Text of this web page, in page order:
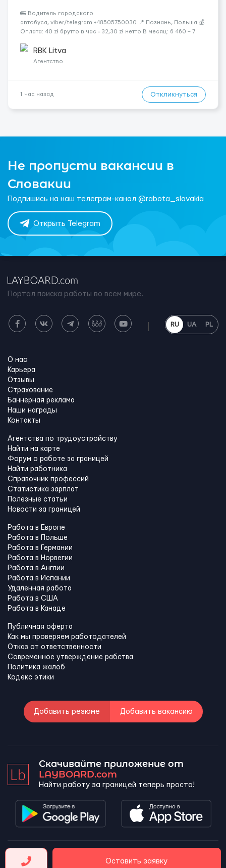
Оставить заявку
🚌 Водитель городского
автобуса, viber/telegram +48505750030 📍 Познань, Польша 💰
Оплата: 40 zł брутто в час = 32,30 zł нетто В месяц: 6 460 – 7
Далее - 450 zł/месяц или +1 zł к ставке для тех, кто арендует
жильё ...
RBK Litva
Агентство
1 час назад Откликнуться
Не пропусти вакансии в
Словакии
Подпишись на наш телеграм-канал @rabota_slovakia
Открыть Telegram
Портал поиска работы во всем мире.
RU UA PL
О нас
Карьера
Отзывы
Страхование
Баннерная реклама
Наши награды
Контакты
Агентства по трудоустройству
Найти на карте
Форум о работе за границей
Найти работника
Справочник профессий
Статистика зарплат
Полезные статьи
Новости за границей
Работа в Европе
Работа в Польше
Работа в Германии
Работа в Норвегии
Работа в Англии
Работа в Испании
Удаленная работа
Работа в США
Работа в Канадe
Публичная оферта
Как мы проверяем работодателей
Отказ от ответственности
Современное утверждение рабства
Политика жалоб
Кодекс этики
Добавить резюме Добавить вакансию
Скачивайте приложение от
LAYBOARD.com
Найти работу за границей теперь просто!
LAYBOARD, SL Copyright 2026 ©